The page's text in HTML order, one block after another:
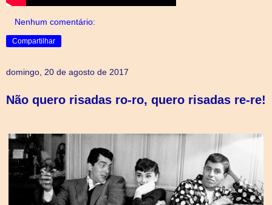
Nenhum comentário:
Compartilhar
domingo, 20 de agosto de 2017
Não quero risadas ro-ro, quero risadas re-re!